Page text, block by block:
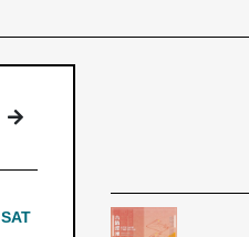
下個月
SAT